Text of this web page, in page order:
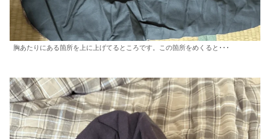
胸あたりにある箇所を上に上げてるところです。この箇所をめくると･･･